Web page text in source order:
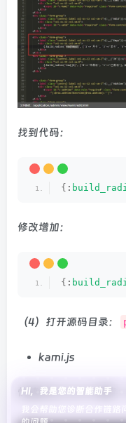
找到代码：
{ :
修改增加：
{ :
（4）打开源码目录：
kami.js
快捷定位 Ctrl+F 搜索
Hi，我是您的智能助手
我会帮助您诊断合作链路